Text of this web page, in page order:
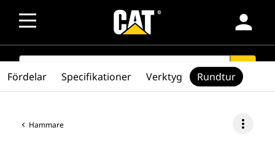
person
SEARCH search
Hammare more_vert
Fördelar Specifikationer Verktyg Rundtur